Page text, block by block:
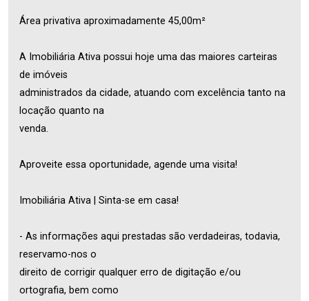
Área privativa aproximadamente 45,00m²
A Imobiliária Ativa possui hoje uma das maiores carteiras
de imóveis
administrados da cidade, atuando com excelência tanto na
locação quanto na
venda.
Aproveite essa oportunidade, agende uma visita!
Imobiliária Ativa | Sinta-se em casa!
- As informações aqui prestadas são verdadeiras, todavia,
reservamo-nos o
direito de corrigir qualquer erro de digitação e/ou
ortografia, bem como